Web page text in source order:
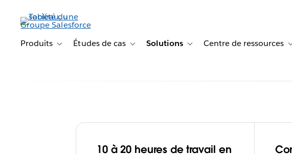
contenu
principalProduits Toggle sub-navigation for Produits
Études de cas Toggle sub-navigation for Études de cas
Solutions Toggle sub-navigation for Solutions
Centre de ressources
10 à 20 heures de travail en